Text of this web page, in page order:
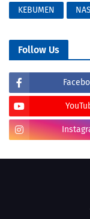
KEBUMEN
Follow Us